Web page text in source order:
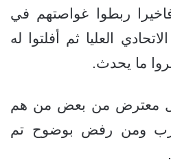
ربطوا غواصتهم في
العليا ثم أفلتوا له
ما يحدث.
معترض من بعض من هم
ومن رفض بوضوح تم